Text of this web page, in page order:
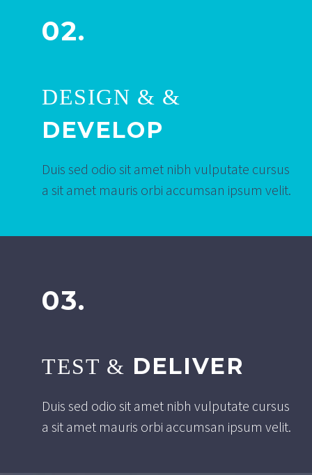
02.
DESIGN & &
DEVELOP
Duis sed odio sit amet nibh vulputate cursus
a sit amet mauris orbi accumsan ipsum velit.
03.
TEST & DELIVER
Duis sed odio sit amet nibh vulputate cursus
a sit amet mauris orbi accumsan ipsum velit.